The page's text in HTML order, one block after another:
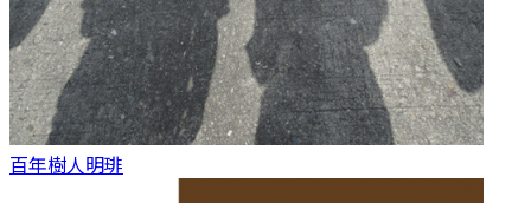
百年樹人 明琲